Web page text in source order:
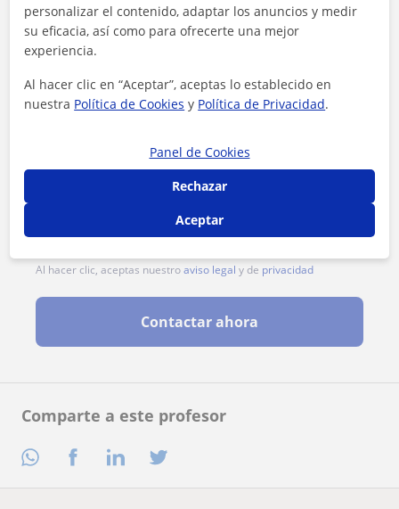
Comparte a este profesor
Al hacer clic, aceptas nuestroaviso legal y de privacidad
Contactar ahora
personalizar el contenido, adaptar los anuncios y medir
su eficacia, así como para ofrecerte una mejor
experiencia.
Al hacer clic en “Aceptar”, aceptas lo establecido en
nuestra Política de Cookies y Política de Privacidad.
Panel de Cookies
Rechazar
Aceptar